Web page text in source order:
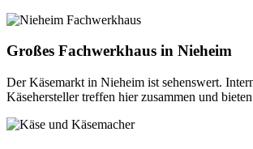
Großes Fachwerkhaus in Nieheim
Der Käsemarkt in Nieheim ist sehenswert.
Käsehersteller treffen hier zusammen und